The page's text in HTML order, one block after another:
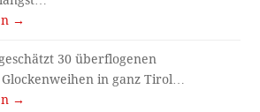
→
30 überflogenen
in ganz Tirol…
→